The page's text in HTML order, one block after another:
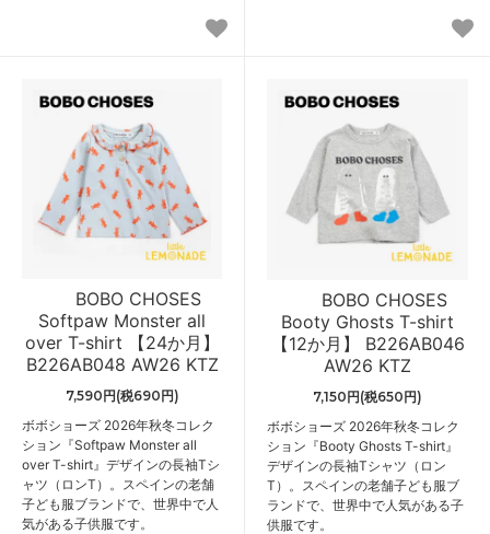
BOBO CHOSES
Softpaw Monster all
over T-shirt 【24か月】
B226AB048 AW26 KTZ
7,590円(税690円)
ボボショーズ 2026年秋冬コレク
ション『Softpaw Monster all
over T-shirt』デザインの長袖Tシ
ャツ（ロンT）。スペインの老舗
子ども服ブランドで、世界中で人
気がある子供服です。
BOBO CHOSES
Booty Ghosts T-shirt
【12か月】 B226AB046
AW26 KTZ
7,150円(税650円)
ボボショーズ 2026年秋冬コレク
ション『Booty Ghosts T-shirt』
デザインの長袖Tシャツ（ロン
T）。スペインの老舗子ども服ブ
ランドで、世界中で人気がある子
供服です。